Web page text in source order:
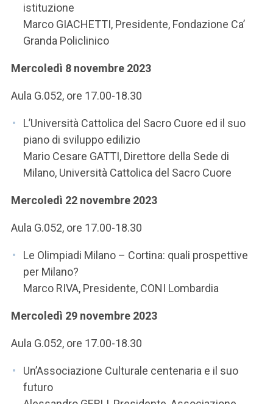
istituzione
Marco GIACHETTI, Presidente, Fondazione Ca’
Granda Policlinico
Mercoledì 8 novembre 2023
Aula G.052, ore 17.00-18.30
L’Università Cattolica del Sacro Cuore ed il suo
piano di sviluppo edilizio
Mario Cesare GATTI, Direttore della Sede di
Milano, Università Cattolica del Sacro Cuore
Mercoledì 22 novembre 2023
Aula G.052, ore 17.00-18.30
Le Olimpiadi Milano – Cortina: quali prospettive
per Milano?
Marco RIVA, Presidente, CONI Lombardia
Mercoledì 29 novembre 2023
Aula G.052, ore 17.00-18.30
Un’Associazione Culturale centenaria e il suo
futuro